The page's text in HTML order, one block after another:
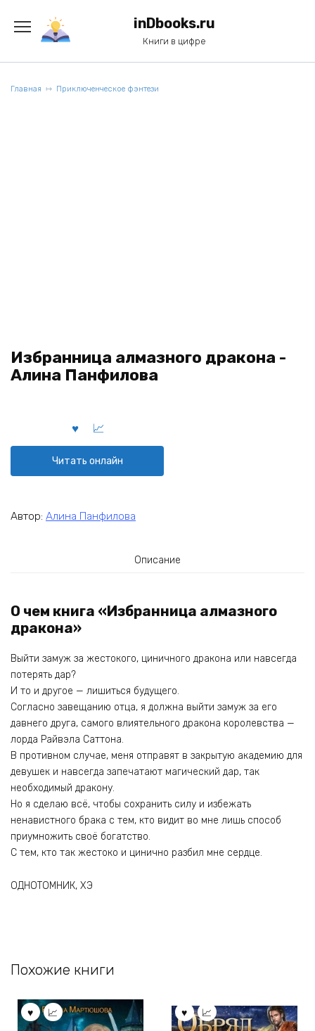
содержанию
inDbooks.ru
Книги в цифре
Главная Приключенческое фэнтези
Избранница алмазного дракона -
Алина Панфилова
Читать онлайн
Автор: Алина Панфилова
Описание
О чем книга «Избранница алмазного
дракона»
Выйти замуж за жестокого, циничного дракона или навсегда
потерять дар?
И то и другое — лишиться будущего.
Согласно завещанию отца, я должна выйти замуж за его
давнего друга, самого влиятельного дракона королевства —
лорда Райвэла Саттона.
В противном случае, меня отправят в закрытую академию для
девушек и навсегда запечатают магический дар, так
необходимый дракону.
Но я сделаю всё, чтобы сохранить силу и избежать
ненавистного брака с тем, кто видит во мне лишь способ
приумножить своё богатство.
С тем, кто так жестоко и цинично разбил мне сердце.
ОДНОТОМНИК, ХЭ
Похожие книги